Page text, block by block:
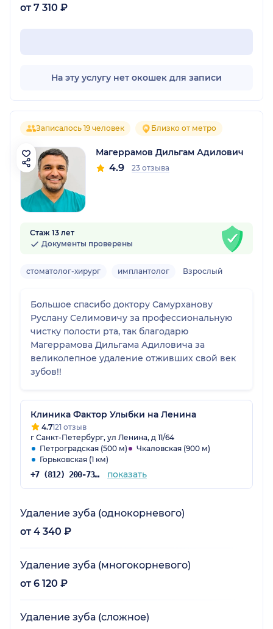
от 7 310 ₽
На эту услугу нет окошек для записи
Записалось 19 человек Близко от метро
Магеррамов Дильгам Адилович
4.9 23 отзыва
Стаж 13 лет
Документы проверены
стоматолог-хирург имплантолог Взрослый
Большое спасибо доктору Самурханову
Руслану Селимовичу за профессиональную
чистку полости рта, так благодарю
Магеррамова Дильгама Адиловича за
великолепное удаление отживших свой век
зубов!!
Клиника Фактор Улыбки на Ленина
4.7121 отзыв
г Санкт-Петербург, ул Ленина, д 11/64
Петроградская (500 м)
Чкаловская (900 м)
Горьковская (1 км)
+7 (812) 200-73-56 показать
Удаление зуба (однокорневого)
от 4 340 ₽
Удаление зуба (многокорневого)
от 6 120 ₽
Удаление зуба (сложное)